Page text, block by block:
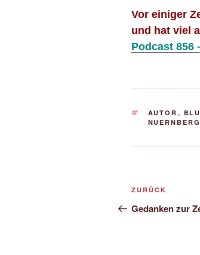
Vor einiger
und hat viel
Podcast 856
AUTOR ,
NUERNBERG
Vorheriger
Beitrag
ZURÜCK
Gedanken zur